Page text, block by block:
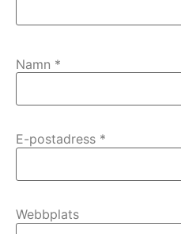
Namn *
E-postadress *
Webbplats